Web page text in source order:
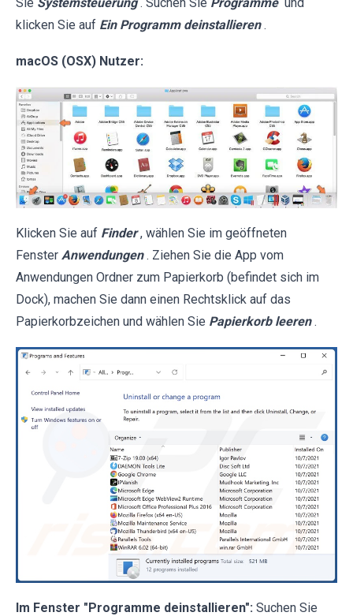
Sie Systemsteuerung . Suchen Sie Programme und
klicken Sie auf Ein Programm deinstallieren .
macOS (OSX) Nutzer:
Klicken Sie auf Finder , wählen Sie im geöffneten
Fenster Anwendungen . Ziehen Sie die App vom
Anwendungen Ordner zum Papierkorb (befindet sich im
Dock), machen Sie dann einen Rechtsklick auf das
Papierkorbzeichen und wählen Sie Papierkorb leeren .
Im Fenster "Programme deinstallieren": Suchen Sie